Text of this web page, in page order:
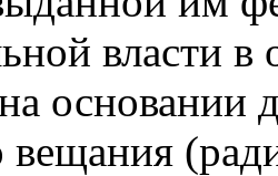
власти
основании
вещания